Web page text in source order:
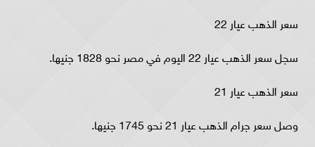
سعر الذهب عيار 22
سجل سعر الذهب عيار 22 اليوم في مصر نحو 1828 جنيها.
سعر الذهب عيار 21
وصل سعر جرام الذهب عيار 21 نحو 1745 جنيها.